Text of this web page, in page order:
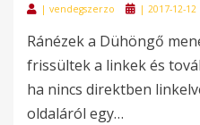
| vendegszerzo
Posted
| 2017-12-12
Ránézek a Dühöngő
frissültek a linkek és
ha nincs direktben
oldaláról egy…